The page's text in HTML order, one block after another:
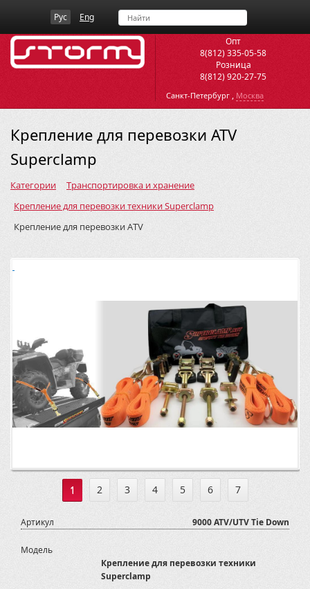
Рус Eng
Опт
8(812) 335-05-58
Розница
8(812) 920-27-75
Санкт-Петербург , Москва
Крепление для перевозки ATV
Superclamp
Категории
Транспортировка и хранение
Крепление для перевозки техники Superclamp
Крепление для перевозки ATV
1 2 3 4 5 6 7
Артикул 9000 ATV/UTV Tie Down
Модель
Крепление для перевозки техники
Superclamp